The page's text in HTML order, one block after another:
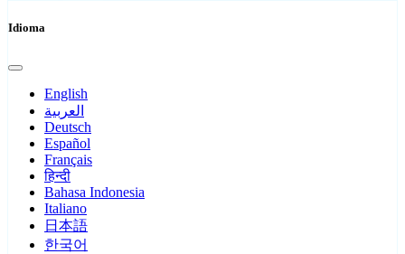
Idioma
English
العربية
Deutsch
Español
Français
हिन्दी
Bahasa Indonesia
Italiano
日本語
한국어